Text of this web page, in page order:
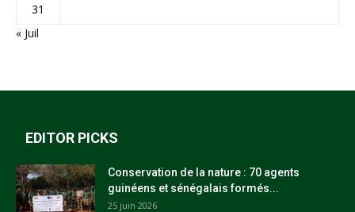
31
« Juil
EDITOR PICKS
Conservation de la nature : 70 agents
guinéens et sénégalais formés...
25 juin 2026